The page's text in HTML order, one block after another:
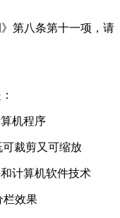
第八条第十一项，请
机程序
裁剪又可缩放
计算机软件技术
效果